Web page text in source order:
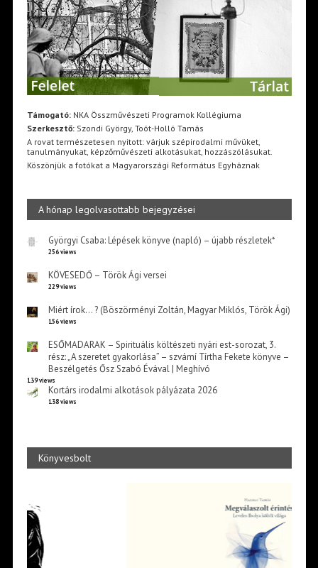
Támogató:NKA Összművészeti Programok Kollégiuma
Szerkesztő:Szondi György, Toót-Holló Tamás
A rovat természetesen nyitott: várjuk szépirodalmi művüket,
tanulmányukat, képzőművészeti alkotásukat, hozzászólásukat.
Köszönjük a fotókat a Magyarországi Református Egyháznak
A hónap legolvasottabb bejegyzései
Györgyi Csaba: Lépések könyve (napló) – újabb részletek*
256 views
KÖVESEDŐ – Török Ági versei
229 views
Miért írok… ? (Böszörményi Zoltán, Magyar Miklós, Török Ági)
156 views
ESŐMADARAK – Spirituális költészeti nyári est-sorozat, 3.
rész: „A szeretet gyakorlása” – szvámí Tírtha Fekete könyve –
Beszélgetés Ősz Szabó Évával | Meghívó
139 views
Kortárs irodalmi alkotások pályázata 2026
138 views
Könyvesbolt